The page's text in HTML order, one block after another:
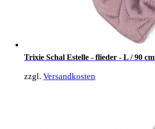
Trixie Schal Estelle - flieder - L / 90 cm
zzgl. Versandkosten